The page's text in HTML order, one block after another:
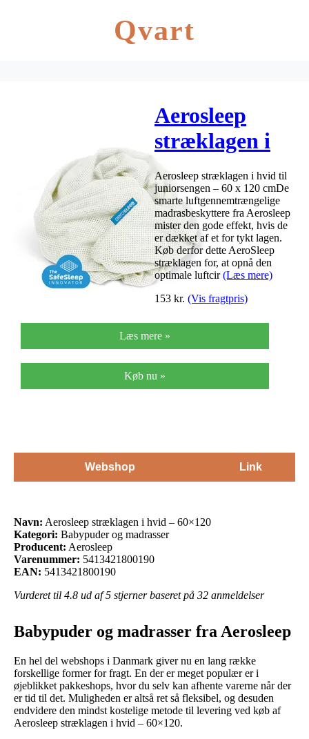
Qvart
Aerosleep
stræklagen i
hvid – 60×120
Aerosleep stræklagen i hvid til
juniorsengen – 60 x 120 cmDe
smarte luftgennemtrængelige
madrasbeskyttere fra Aerosleep
mister den gode effekt, hvis de
er dækket af et for tykt lagen.
Køb derfor dette AeroSleep
stræklagen for, at opnå den
optimale luftcir(Læs mere)
153 kr. (Vis fragtpris)
Læs mere »
Køb nu »
Webshop Link
Navn: Aerosleep stræklagen i hvid – 60×120
Kategori: Babypuder og madrasser
Producent: Aerosleep
Varenummer: 5413421800190
EAN: 5413421800190
Vurderet til 4.8 ud af 5 stjerner baseret på 32 anmeldelser
Babypuder og madrasser fra Aerosleep
En hel del webshops i Danmark giver nu en lang række
forskellige former for fragt. En der er meget populær er i
øjeblikket pakkeshops, hvor du selv kan afhente varerne når der
er tid til det. Muligheden er altså ret så fleksibel, og desuden
endvidere den mindst kostelige metode til levering ved køb af
Aerosleep stræklagen i hvid – 60×120.